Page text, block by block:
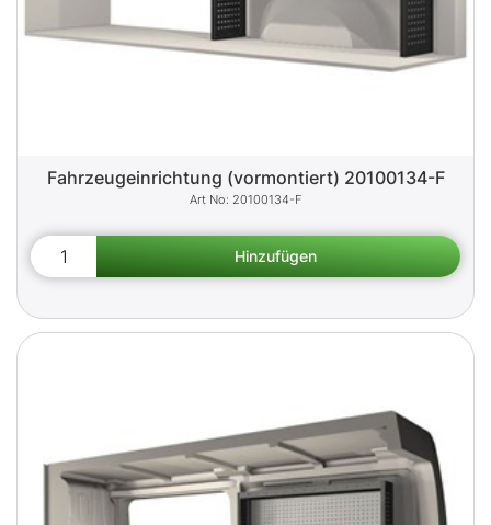
Fahrzeugeinrichtung (vormontiert) 20100134-F
20100134-F